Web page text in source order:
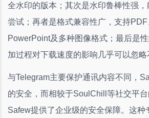
全水印的版本；其次是水印鲁棒性强
尝试；再者是格式兼容性广，支持PDF
PowerPoint及多种图像格式；最后是
加过程对下载速度的影响几乎可以忽略
与Telegram主要保护通讯内容不同，
的安全，而相较于SoulChill等社交平台
Safew提供了企业级的安全保障。这种